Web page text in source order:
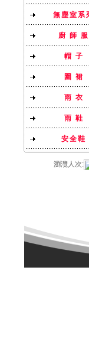
無塵室系
廚 師 服
帽 子
圍 裙
雨 衣
雨 鞋
安全鞋
瀏灠人次: